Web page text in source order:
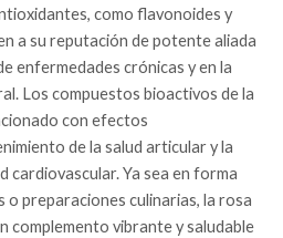
como flavonoides y
a su reputación de potente aliada
enfermedades crónicas y en la
Los compuestos bioactivos de la
con efectos
de la salud articular y la
cardiovascular. Ya sea en forma
o preparaciones culinarias, la rosa
complemento vibrante y saludable